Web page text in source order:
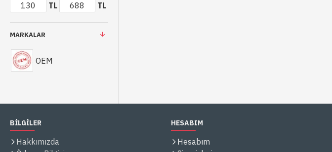
TL TL
MARKALAR
OEM
BİLGİLER
Hakkımızda
HESABIM
Hesabım